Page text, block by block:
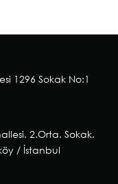
1296 Sokak No:1
2.Orta. Sokak.
/ İstanbul